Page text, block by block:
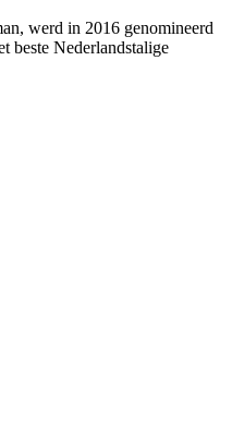
werd in 2016 genomineerd
beste Nederlandstalige